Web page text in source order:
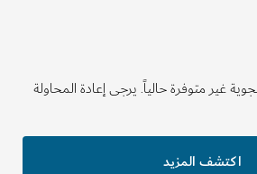
حالياً. يرجى إعادة المحاولة
المزيد